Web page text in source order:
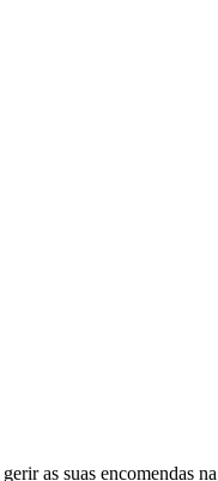
as suas encomendas